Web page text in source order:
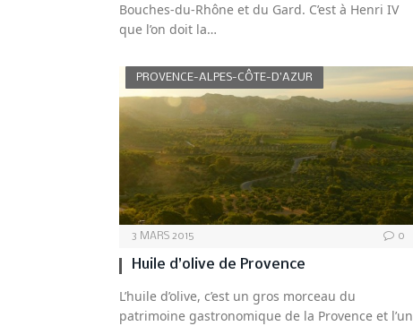
Bouches-du-Rhône et du Gard. C’est à Henri IV
que l’on doit la…
PROVENCE-ALPES-CÔTE-D’AZUR
3 MARS 2015 0
Huile d’olive de Provence
L’huile d’olive, c’est un gros morceau du
patrimoine gastronomique de la Provence et l’un